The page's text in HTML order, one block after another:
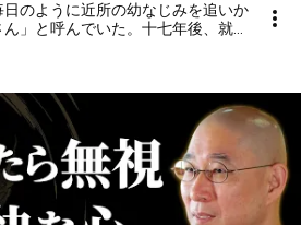
のように近所の幼なじみを追いか
」と呼んでいた。十七年後、就職
と、彼は私を見て微笑んだ。「妻
ているか？」――